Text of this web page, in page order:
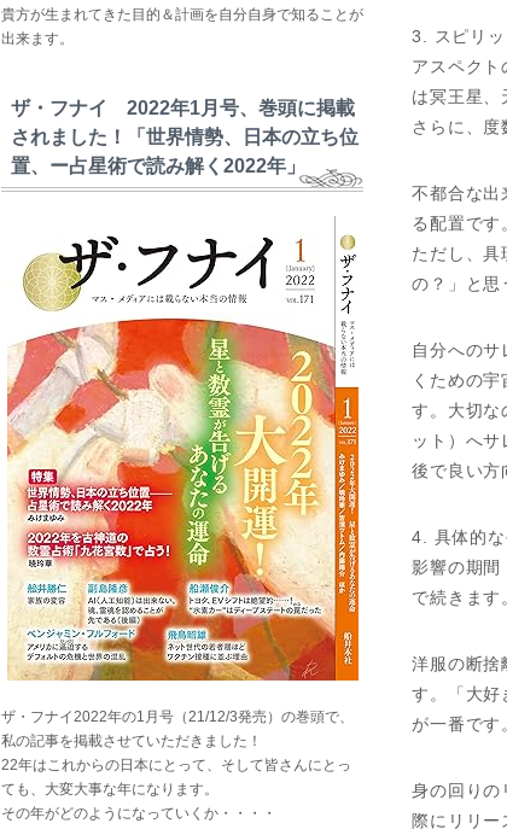
3. スピリッ
アスペク
は冥王星、
さらに、度
不都合な出
る配置です
ただし、具
の？」と思
自分への
くための
す。大切な
ット）へ
後で良い方
4. 具体的
影響の期間
で続きます
洋服の断捨
す。「大好
が一番です
身の回りの
際にリリー
貴方が生まれてきた目的＆計画を自分自身で知ることが
出来ます。
ザ・フナイ 2022年1月号、巻頭に掲載
されました！「世界情勢、日本の立ち位
置、ー占星術で読み解く2022年」
ザ・フナイ2022年の1月号（21/12/3発売）の巻頭で、
私の記事を掲載させていただきました！
22年はこれからの日本にとって、そして皆さんにとっ
ても、大変大事な年になります。
その年がどのようになっていくか・・・・